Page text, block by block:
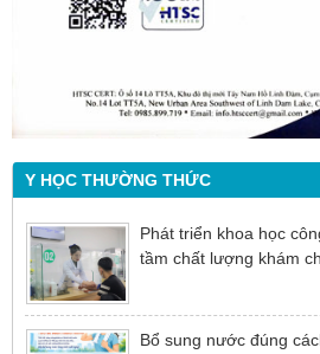
Y HỌC THƯỜNG THỨC
Phát triển khoa học
tầm chất lượng khám
Bổ sung nước đúng